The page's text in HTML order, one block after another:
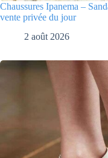
Chaussures Ipanema –
vente privée du jour
2 août 2026